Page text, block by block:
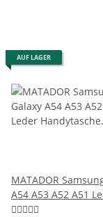
AUF LAGER
MATADOR
A54 A53 A52 A51
Handytasche Braun